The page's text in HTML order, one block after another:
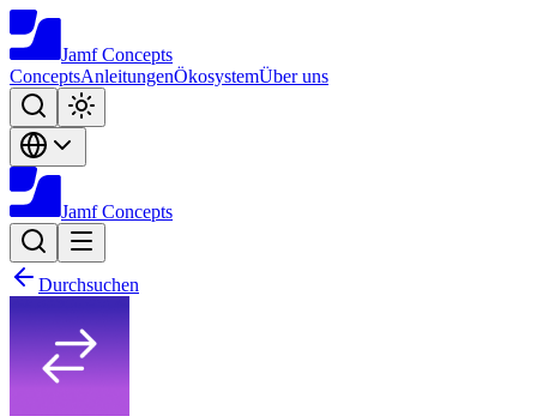
Jamf Concepts
ConceptsAnleitungenÖkosystemÜber uns
Jamf Concepts
Durchsuchen